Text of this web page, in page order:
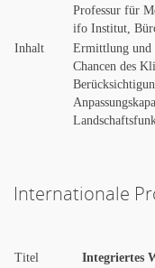
Professur für
ifo Institut,
Inhalt
Ermittlung und
Chancen des
Internationale
Titel
Integriertes